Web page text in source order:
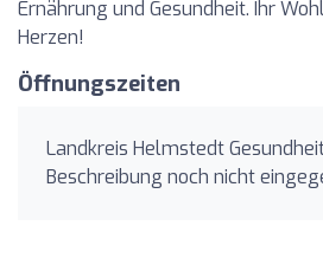
Ernährung und Gesundheit. Ihr
Herzen!
Öffnungszeiten
Landkreis Helmstedt
Beschreibung noch nicht